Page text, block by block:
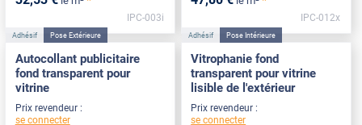
IPC-003i IPC-012x
Adhésif Pose Extérieure
Autocollant publicitaire
fond transparent pour
vitrine
Prix revendeur :
se connecter
Adhésif Pose Intérieure
Vitrophanie fond
transparent pour vitrine
lisible de l'extérieur
Prix revendeur :
se connecter